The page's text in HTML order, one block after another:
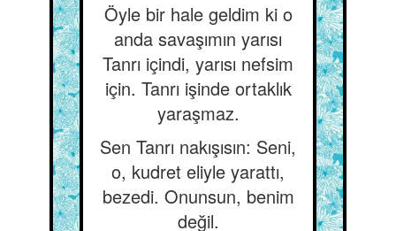
Öyle bir hale geldim ki o
anda savaşımın yarısı
Tanrı içindi, yarısı nefsim
için. Tanrı işinde ortaklık
yaraşmaz.
Sen Tanrı nakışısın: Seni,
o, kudret eliyle yarattı,
bezedi. Onunsun, benim
değil.